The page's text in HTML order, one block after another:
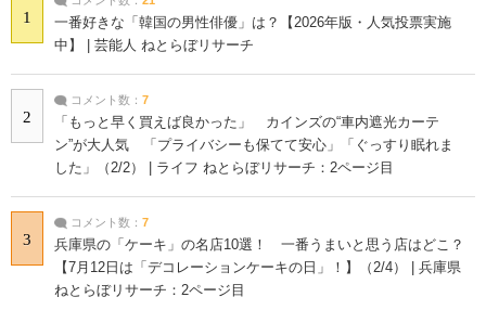
1
一番好きな「韓国の男性俳優」は？【2026年版・人気投票実施
中】 | 芸能人 ねとらぼリサーチ
2
コメント数： 7
「もっと早く買えば良かった」 カインズの“車内遮光カーテ
ン”が大人気 「プライバシーも保てて安心」「ぐっすり眠れま
した」（2/2） | ライフ ねとらぼリサーチ：2ページ目
3
コメント数： 7
兵庫県の「ケーキ」の名店10選！ 一番うまいと思う店はどこ？
【7月12日は「デコレーションケーキの日」！】（2/4） | 兵庫県
ねとらぼリサーチ：2ページ目